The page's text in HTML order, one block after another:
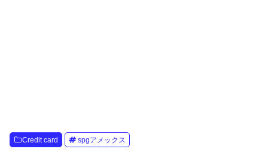
Credit card spgアメックス